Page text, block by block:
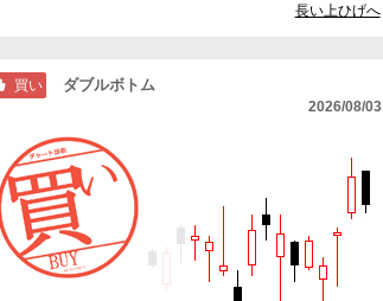
長い上ひげへ
買い ダブルボトム
2026/08/03